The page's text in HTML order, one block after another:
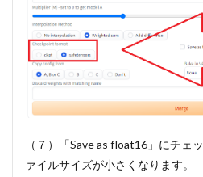
（７）「Save as float16」にチェ
ァイルサイズが小さくなります。